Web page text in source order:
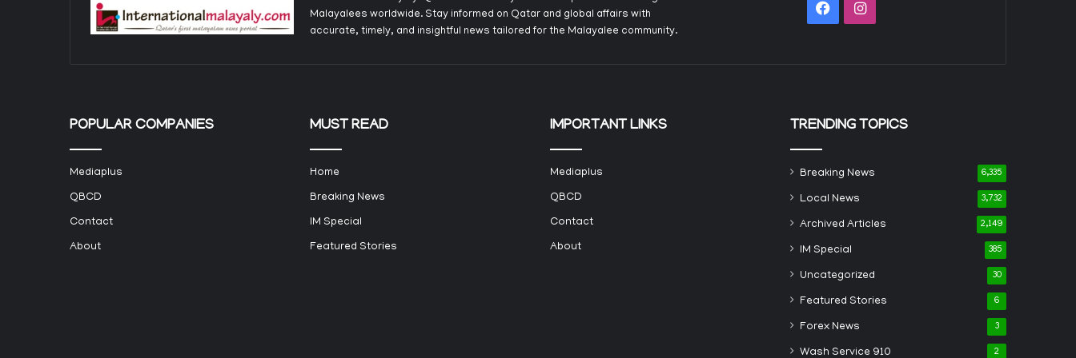
Malayalees worldwide. Stay informed on Qatar and global affairs with
accurate, timely, and insightful news tailored for the Malayalee community.
FacebookInstagram
POPULAR COMPANIES
Mediaplus
QBCD
Contact
About
MUST READ
Home
Breaking News
IM Special
Featured Stories
IMPORTANT LINKS
Mediaplus
QBCD
Contact
About
TRENDING TOPICS
Breaking News 6,335
Local News 3,732
Archived Articles 2,149
IM Special 385
Uncategorized 30
Featured Stories 6
Forex News 3
Wash Service 910 2